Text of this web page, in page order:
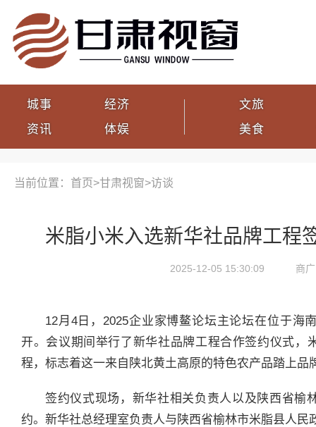
城事
资讯
经济
体娱
文旅
美食
当前位置：首页>甘肃视窗>访谈
米脂小米入选新华社品牌工程
2025-12-05 15:30:09 商
12月4日，2025企业家博鳌论坛主论坛在位于海
开。会议期间举行了新华社品牌工程合作签约仪式，
程，标志着这一来自陕北黄土高原的特色农产品踏上品
签约仪式现场，新华社相关负责人以及陕西省榆
约。新华社总经理室负责人与陕西省榆林市米脂县人